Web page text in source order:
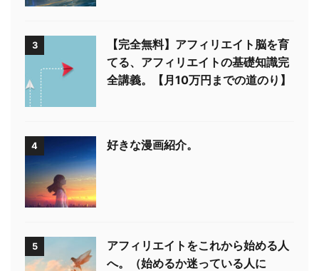
3
【完全無料】アフィリエイト脳を育
てる、アフィリエイトの基礎知識完
全講義。【月10万円までの道のり】
4 好きな漫画紹介。
5
アフィリエイトをこれから始める人
へ。（始めるか迷っている人に